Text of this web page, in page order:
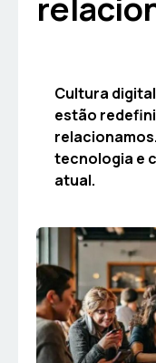
Cultura
estão
tecnologia e
atual.